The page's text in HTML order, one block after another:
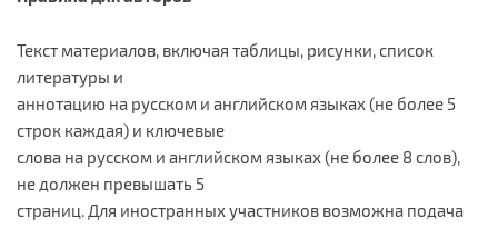
Текст материалов, включая таблицы, рисунки, список
литературы и
аннотацию на русском и английском языках (не более 5
строк каждая) и ключевые
слова на русском и английском языках (не более 8 слов),
не должен превышать 5
страниц. Для иностранных участников возможна подача